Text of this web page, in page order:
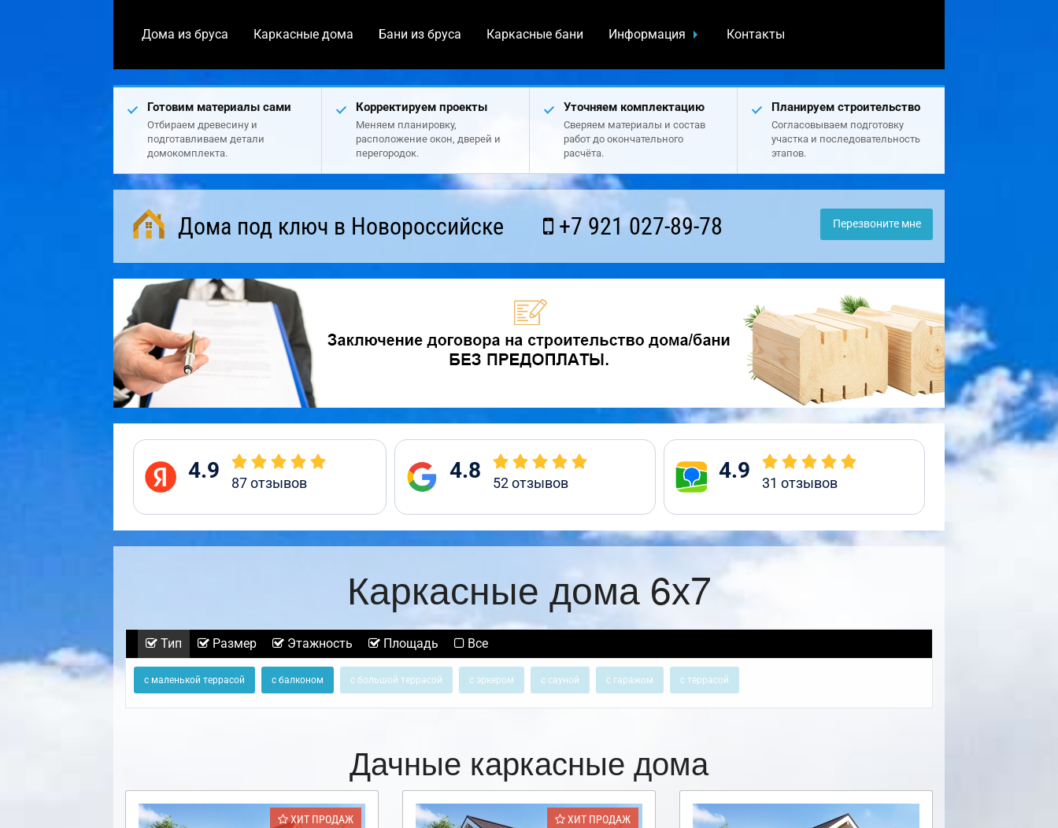
Дома из бруса Каркасные дома Бани из бруса Каркасные бани Информация Контакты
Готовим материалы сами
Отбираем древесину и
подготавливаем детали
домокомплекта.
Корректируем проекты
Меняем планировку,
расположение окон, дверей и
перегородок.
Уточняем комплектацию
Сверяем материалы и состав
работ до окончательного
расчёта.
Планируем строительство
Согласовываем подготовку
участка и последовательность
этапов.
Дома под ключ в Новороссийске +7 921 027-89-78 Перезвоните мне
4.9 87отзывов 4.8 52отзывов 4.9 31 отзывов
Каркасные дома 6х7
Тип Размер Этажность Площадь Все
с маленькой террасой с балконом с большой террасой с эркером с сауной с гаражом с террасой
Дачные каркасные дома
ХИТ ПРОДАЖ ХИТ ПРОДАЖ